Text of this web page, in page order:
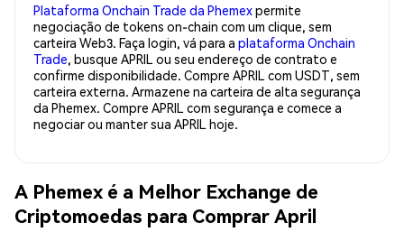
Plataforma Onchain Trade da Phemexpermite
negociação de tokens on-chain com um clique, sem
carteira Web3. Faça login, vá para a plataforma Onchain
Trade, busque APRIL ou seu endereço de contrato e
confirme disponibilidade. Compre APRIL com USDT, sem
carteira externa. Armazene na carteira de alta segurança
da Phemex. Compre APRIL com segurança e comece a
negociar ou manter sua APRIL hoje.
A Phemex é a Melhor Exchange de
Criptomoedas para Comprar April